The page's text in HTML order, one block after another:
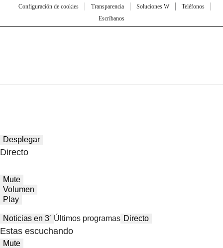
Configuración de cookies
Transparencia Soluciones W
Teléfonos
Escríbanos
Desplegar
Directo
Mute
Volumen
Play
Noticias en 3′ Últimos programas Directo
Estas escuchando
Mute